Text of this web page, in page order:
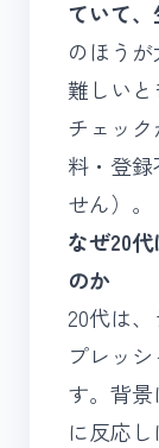
ていて
のほう
難しいと
チェック
料・登
せん）。
なぜ20
のか
20代は
プレッ
す。背
に反応